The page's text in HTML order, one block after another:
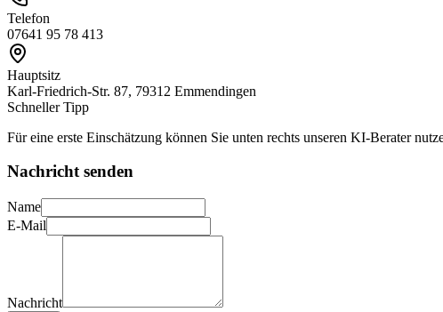
Telefon
07641 95 78 413
Hauptsitz
Karl-Friedrich-Str. 87, 79312 Emmendingen
Schneller Tipp
Für eine erste Einschätzung können Sie unten rechts unseren KI-Berater
Nachricht senden
Name
E-Mail
Nachricht